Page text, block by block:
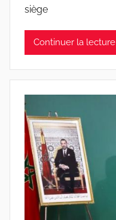
siège
Continuer la lecture